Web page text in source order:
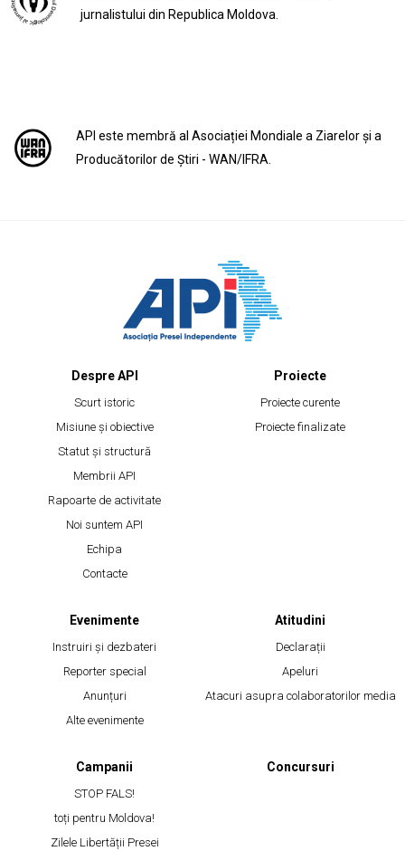
jurnalistului din Republica Moldova.
API este membră al Asociației Mondiale a Ziarelor și a
Producătorilor de Știri - WAN/IFRA.
Despre API
Scurt istoric
Misiune și obiective
Statut și structură
Membrii API
Rapoarte de activitate
Noi suntem API
Echipa
Contacte
Proiecte
Proiecte curente
Proiecte finalizate
Evenimente
Instruiri și dezbateri
Reporter special
Anunțuri
Alte evenimente
Atitudini
Declarații
Apeluri
Atacuri asupra colaboratorilor media
Campanii
STOP FALS!
toți pentru Moldova!
Zilele Libertății Presei
Concursuri